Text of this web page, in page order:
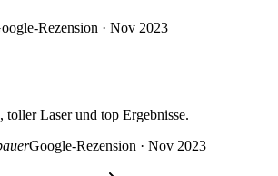
Rezension · Nov 2023
toller Laser und top Ergebnisse.
Google-Rezension · Nov 2023